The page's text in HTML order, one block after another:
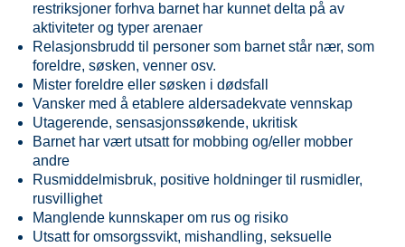
restriksjoner forhva barnet har kunnet delta på av
aktiviteter og typer arenaer
Relasjonsbrudd til personer som barnet står nær, som
foreldre, søsken, venner osv.
Mister foreldre eller søsken i dødsfall
Vansker med å etablere aldersadekvate vennskap
Utagerende, sensasjonssøkende, ukritisk
Barnet har vært utsatt for mobbing og/eller mobber
andre
Rusmiddelmisbruk, positive holdninger til rusmidler,
rusvillighet
Manglende kunnskaper om rus og risiko
Utsatt for omsorgssvikt, mishandling, seksuelle
Undringssamtale med barn
Hvordan lage en konkret bekymring
Undringsnotat
Veiledning til gode møter i Øksnes